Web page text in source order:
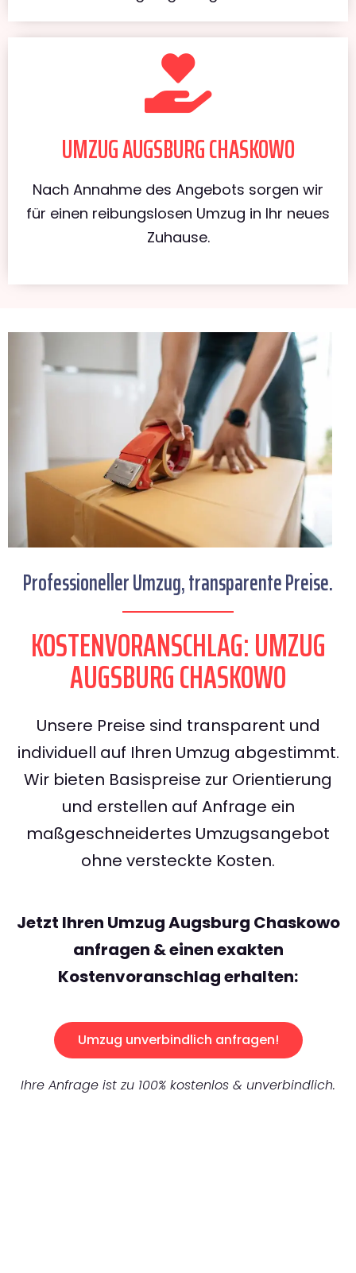
UMZUG AUGSBURG CHASKOWO
Nach Annahme des Angebots sorgen wir
für einen reibungslosen Umzug in Ihr neues
Zuhause.
Professioneller Umzug, transparente Preise.
KOSTENVORANSCHLAG: UMZUG
AUGSBURG CHASKOWO
Unsere Preise sind transparent und
individuell auf Ihren Umzug abgestimmt.
Wir bieten Basispreise zur Orientierung
und erstellen auf Anfrage ein
maßgeschneidertes Umzugsangebot
ohne versteckte Kosten.
Jetzt Ihren Umzug Augsburg Chaskowo
anfragen & einen exakten
Kostenvoranschlag erhalten:
Umzug unverbindlich anfragen!
Ihre Anfrage ist zu 100% kostenlos & unverbindlich.